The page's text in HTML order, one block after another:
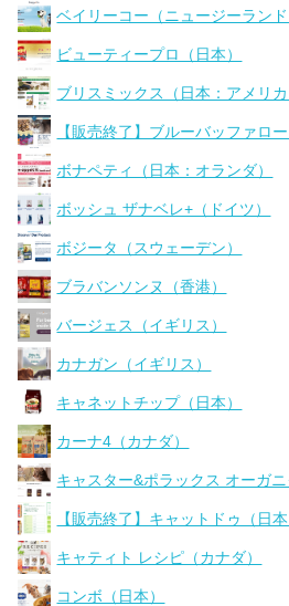
ベイリーコー（ニュージーランド
ビューティープロ（日本）
ブリスミックス（日本：アメリカ
【販売終了】ブルーバッファロ
ボナペティ（日本：オランダ）
ボッシュ ザナベレ+（ドイツ）
ボジータ（スウェーデン）
ブラバンソンヌ（香港）
バージェス（イギリス）
カナガン（イギリス）
キャネットチップ（日本）
カーナ4（カナダ）
キャスター&ポラックス オーガニ
【販売終了】キャットドゥ（日本
キャティト レシピ（カナダ）
コンボ（日本）